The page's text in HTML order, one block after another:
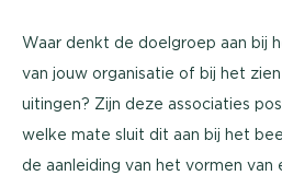
Waar denkt de doelgroep aan bij
van jouw organisatie of bij het
uitingen? Zijn deze associaties
welke mate sluit dit aan bij het
de aanleiding van het vormen van